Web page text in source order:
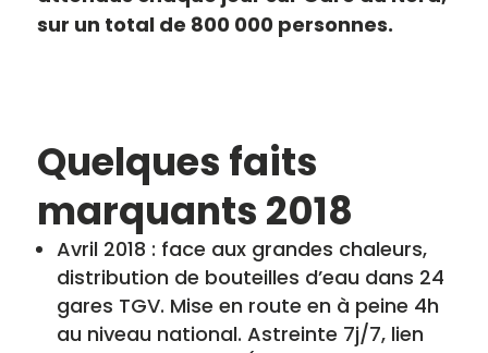
sur un total de 800 000 personnes.
Quelques faits
marquants 2018
Avril 2018 : face aux grandes chaleurs,
distribution de bouteilles d’eau dans 24
gares TGV. Mise en route en à peine 4h
au niveau national. Astreinte 7j/7, lien